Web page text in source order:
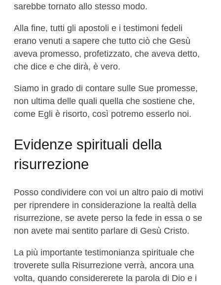
sarebbe tornato allo stesso modo.
Alla fine, tutti gli apostoli e i testimoni fedeli
erano venuti a sapere che tutto ciò che Gesù
aveva promesso, profetizzato, che aveva detto,
che dice e che dirà, è vero.
Siamo in grado di contare sulle Sue promesse,
non ultima delle quali quella che sostiene che,
come Egli è risorto, così potremo esserlo noi.
Evidenze spirituali della
risurrezione
Posso condividere con voi un altro paio di motivi
per riprendere in considerazione la realtà della
risurrezione, se avete perso la fede in essa o se
non avete mai sentito parlare di Gesù Cristo.
La più importante testimonianza spirituale che
troverete sulla Risurrezione verrà, ancora una
volta, quando considererete la parola di Dio e i